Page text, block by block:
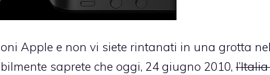
Apple e non vi siete rintanati in una grotta
saprete che oggi, 24 giugno 2010,